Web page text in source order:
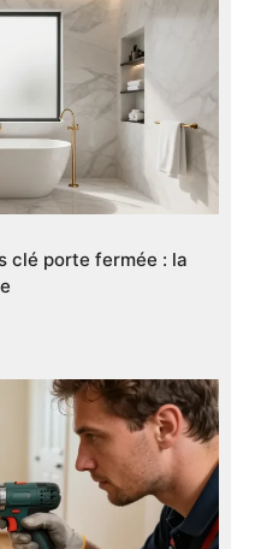
clé porte fermée : la